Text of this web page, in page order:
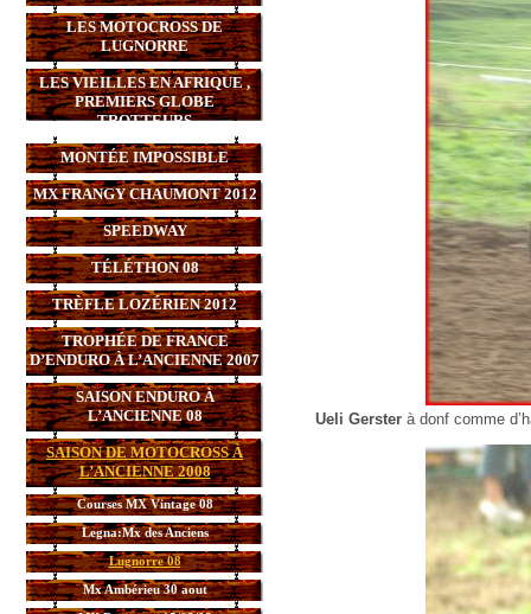
LES MOTOCROSS DE
LUGNORRE
LES VIEILLES EN AFRIQUE ,
PREMIERS GLOBE
TROTTEURS
MONTÉE IMPOSSIBLE
MX FRANGY CHAUMONT 2012
SPEEDWAY
TÉLÉTHON 08
TRÈFLE LOZÉRIEN 2012
TROPHÉE DE FRANCE
D’ENDURO À L’ANCIENNE 2007
SAISON ENDURO À
L’ANCIENNE 08
SAISON DE MOTOCROSS À
L’ANCIENNE 2008
Courses MX Vintage 08
Legna:Mx des Anciens
Lugnorre 08
Mx Ambérieu 30 aout
Ueli Gerster à donf comme